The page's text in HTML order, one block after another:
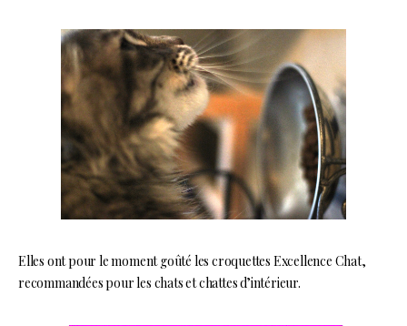
Elles ont pour le moment goûté les croquettes Excellence Chat,
recommandées pour les chats et chattes d’intérieur.